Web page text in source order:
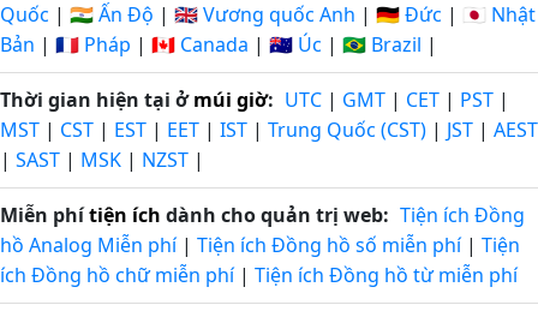
Quốc | 🇮🇳 Ấn Độ | 🇬🇧 Vương quốc Anh | 🇩🇪 Đức | 🇯🇵 Nhật
Bản | 🇫🇷 Pháp | 🇨🇦 Canada | 🇦🇺 Úc | 🇧🇷 Brazil |
Thời gian hiện tại ởmúi giờ: UTC | GMT | CET | PST |
MST | CST | EST | EET | IST | Trung Quốc (CST) | JST | AEST
| SAST | MSK | NZST |
Miễn phítiện ích dành cho quản trị web: Tiện ích Đồng
hồ Analog Miễn phí| Tiện ích Đồng hồ số miễn phí| Tiện
ích Đồng hồ chữ miễn phí| Tiện ích Đồng hồ từ miễn phí